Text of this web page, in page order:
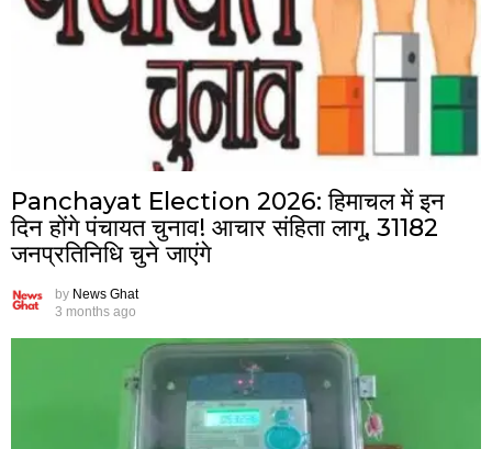
Panchayat Election 2026: हिमाचल में इन
दिन होंगे पंचायत चुनाव! आचार संहिता लागू, 31182
जनप्रतिनिधि चुने जाएंगे
by News Ghat
3 months ago